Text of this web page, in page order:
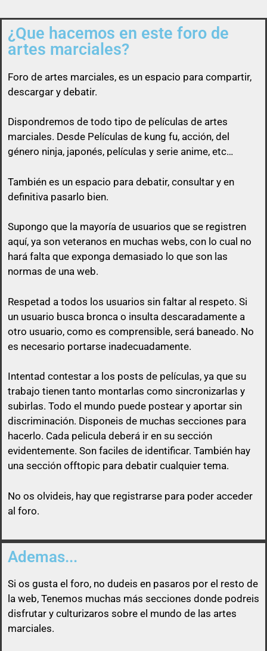
Todo usuario puede colaborar subiendo cualquier
cosa referente a artes marciales
queda prohibido citar en los posts a
vas a responder.
no poner el enlace ni a la vista, ni en spoiler y sólo
pasarlo por privado en el momento que otro
usuario comente en su post con un comentario
decente y relacionado con el mismo post.
No vale un simple «Gracias», no vale «pásame el
enlace», ni nada parecido a mensajes escuetos de
esa índole
Así que un usuario que esconda su enlace, será
libre de pasárselo a quien quiera sin ninguna
obligación
¿Que hacemos en este foro de
artes marciales?
Foro de artes marciales, es un espacio para compartir,
descargar y debatir.
Dispondremos de todo tipo de películas de artes
marciales. Desde Películas de kung fu, acción, del
género ninja, japonés, películas y serie anime, etc…
También es un espacio para debatir, consultar y en
definitiva pasarlo bien.
Supongo que la mayoría de usuarios que se registren
aquí, ya son veteranos en muchas webs, con lo cual no
hará falta que exponga demasiado lo que son las
normas de una web.
Respetad a todos los usuarios sin faltar al respeto. Si
un usuario busca bronca o insulta descaradamente a
otro usuario, como es comprensible, será baneado. No
es necesario portarse inadecuadamente.
Intentad contestar a los posts de películas, ya que su
trabajo tienen tanto montarlas como sincronizarlas y
subirlas. Todo el mundo puede postear y aportar sin
discriminación. Disponeis de muchas secciones para
hacerlo. Cada pelicula deberá ir en su sección
evidentemente. Son faciles de identificar. También hay
una sección offtopic para debatir cualquier tema.
No os olvideis, hay que registrarse para poder acceder
al foro.
Ademas...
Si os gusta el foro, no dudeis en pasaros por el resto de
la web, Tenemos muchas más secciones donde podreis
disfrutar y culturizaros sobre el mundo de las artes
marciales.